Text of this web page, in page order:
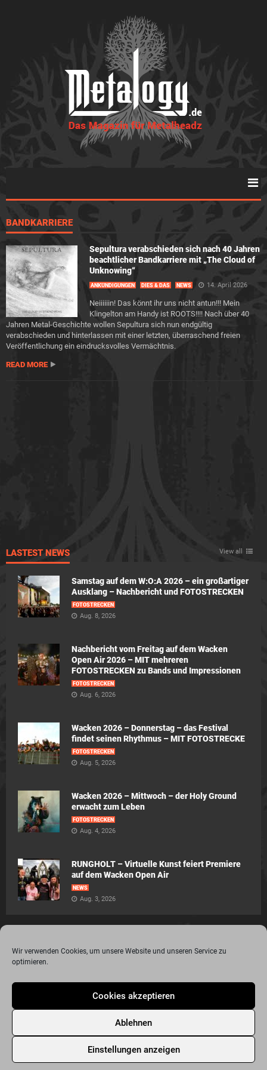
Wir verwenden Cookies, um unsere Website und unseren Service zu
optimieren.
Cookies akzeptieren
Ablehnen
Einstellungen anzeigen
BANDKARRIERE
Sepultura verabschieden sich nach 40 Jahren
beachtlicher Bandkarriere mit „The Cloud of
Unknowing“
ANKÜNDIGUNGEN DIES & DAS NEWS 14. April 2026
Neiiiiiin! Das könnt ihr uns nicht antun!!! Mein
Klingelton am Handy ist ROOTS!!!! Nach über 40
Jahren Metal-Geschichte wollen Sepultura sich nun endgültig
verabschieden und hinterlassen mit einer letzten, überraschend freien
Veröffentlichung ein eindrucksvolles Vermächtnis.
READ MORE
LASTEST NEWS View all
Samstag auf dem W:O:A 2026 – ein großartiger
Ausklang – Nachbericht und FOTOSTRECKEN
FOTOSTRECKEN
Aug. 8, 2026
Nachbericht vom Freitag auf dem Wacken
Open Air 2026 – MIT mehreren
FOTOSTRECKEN zu Bands und Impressionen
FOTOSTRECKEN
Aug. 6, 2026
Wacken 2026 – Donnerstag – das Festival
findet seinen Rhythmus – MIT FOTOSTRECKE
FOTOSTRECKEN
Aug. 5, 2026
Wacken 2026 – Mittwoch – der Holy Ground
erwacht zum Leben
FOTOSTRECKEN
Aug. 4, 2026
RUNGHOLT – Virtuelle Kunst feiert Premiere
auf dem Wacken Open Air
NEWS
Aug. 3, 2026
Unterstützung von the surface new media gmbh
Über Metalogy.de – das Magazin für Metalheadz + REVIEWREGELN
Newsletter Anmeldung
Events Freunde
Bandseiten
Metalogy.de – Das etwas andere Metal Magazin